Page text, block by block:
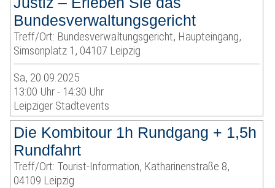
Bundesverwaltungsgericht
Treff/Ort: Bundesverwaltungsgericht, Haupteingang,
Simsonplatz 1, 04107 Leipzig
Sa, 20.09.2025
13:00 Uhr - 14:30 Uhr
Leipziger Stadtevents
Die Kombitour 1h Rundgang + 1,5h
Rundfahrt
Treff/Ort: Tourist-Information, Katharinenstraße 8,
04109 Leipzig